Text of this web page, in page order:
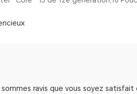
ravis que vous soyez satisfait